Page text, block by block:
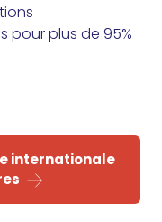
pour plus de 95%
internationale